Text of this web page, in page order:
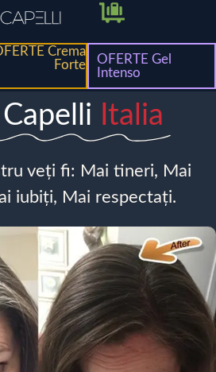
Crema
Forte
OFERTE Gel
Intenso
Capelli Italia
veți fi: Mai tineri, Mai
iubiți, Mai respectați.